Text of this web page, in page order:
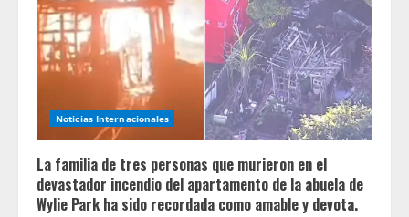
Noticias Internacionales
La familia de tres personas que murieron en el
devastador incendio del apartamento de la abuela de
Wylie Park ha sido recordada como amable y devota.